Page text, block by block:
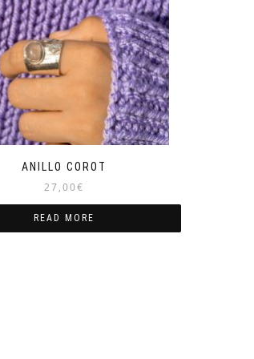
ANILLO COROT
27,00€
READ MORE